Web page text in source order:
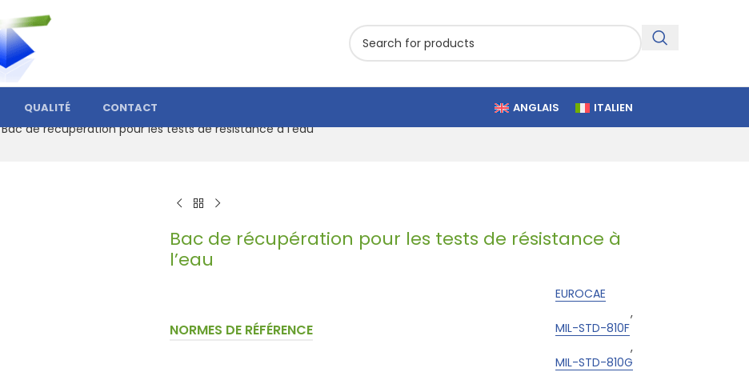
QUALITÉ CONTACT ANGLAIS ITALIEN
Bac de récupération pour les tests de résistance à l’eau
Bac de récupération pour les tests de résistance à
l’eau
NORMES DE RÉFÉRENCE
EUROCAE
,
MIL-STD-810F
,
MIL-STD-810G